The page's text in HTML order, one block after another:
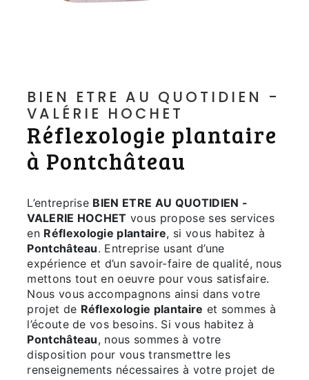
BIEN ETRE AU QUOTIDIEN -
VALÉRIE HOCHET
Réflexologie plantaire
à Pontchâteau
L’entreprise BIEN ETRE AU QUOTIDIEN -
VALERIE HOCHET vous propose ses services
en Réflexologie plantaire, si vous habitez à
Pontchâteau. Entreprise usant d’une
expérience et d’un savoir-faire de qualité, nous
mettons tout en oeuvre pour vous satisfaire.
Nous vous accompagnons ainsi dans votre
projet de Réflexologie plantaire et sommes à
l’écoute de vos besoins. Si vous habitez à
Pontchâteau, nous sommes à votre
disposition pour vous transmettre les
renseignements nécessaires à votre projet de